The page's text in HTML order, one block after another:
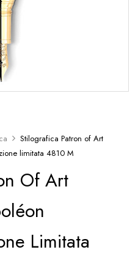
Stilografica Patron of Art
limitata 4810 M
Of Art
Limitata